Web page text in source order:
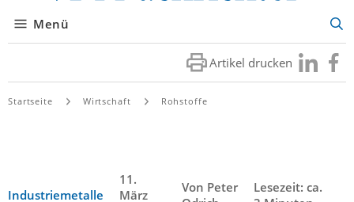
Menü
Artikel drucken Besuchen
Sie
Sie
Startseite Wirtschaft Rohstoffe
Industriemetalle
11.
März
Von Peter
Lesezeit: ca.